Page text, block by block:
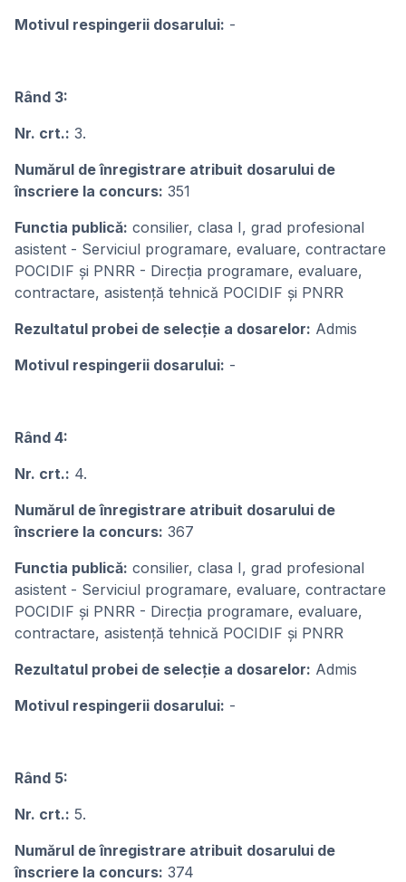
Motivul respingerii dosarului: -
Rând 3:
Nr. crt.: 3.
Numărul de înregistrare atribuit dosarului de
înscriere la concurs: 351
Functia publică: consilier, clasa I, grad profesional
asistent - Serviciul programare, evaluare, contractare
POCIDIF și PNRR - Direcția programare, evaluare,
contractare, asistență tehnică POCIDIF și PNRR
Rezultatul probei de selecție a dosarelor: Admis
Motivul respingerii dosarului: -
Rând 4:
Nr. crt.: 4.
Numărul de înregistrare atribuit dosarului de
înscriere la concurs: 367
Functia publică: consilier, clasa I, grad profesional
asistent - Serviciul programare, evaluare, contractare
POCIDIF și PNRR - Direcția programare, evaluare,
contractare, asistență tehnică POCIDIF și PNRR
Rezultatul probei de selecție a dosarelor: Admis
Motivul respingerii dosarului: -
Rând 5:
Nr. crt.: 5.
Numărul de înregistrare atribuit dosarului de
înscriere la concurs: 374